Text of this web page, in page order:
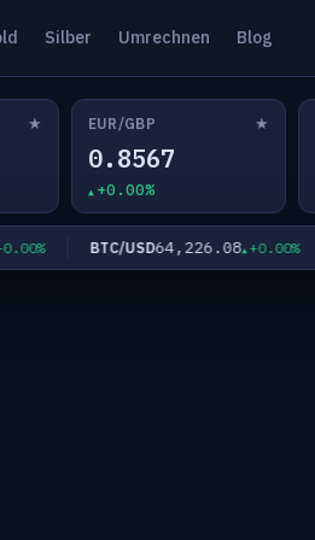
Silber Umrechnen Blog
★ EUR/GBP ★
0.8567
+0.00%
BTC/USD64,226.08 +0.00%